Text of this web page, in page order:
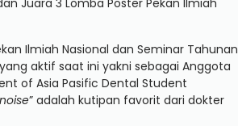
Juara 3 Lomba Poster Pekan Ilmiah
Ilmiah Nasional dan Seminar Tahunan
aktif saat ini yakni sebagai Anggota
of Asia Pasific Dental Student
” adalah kutipan favorit dari dokter